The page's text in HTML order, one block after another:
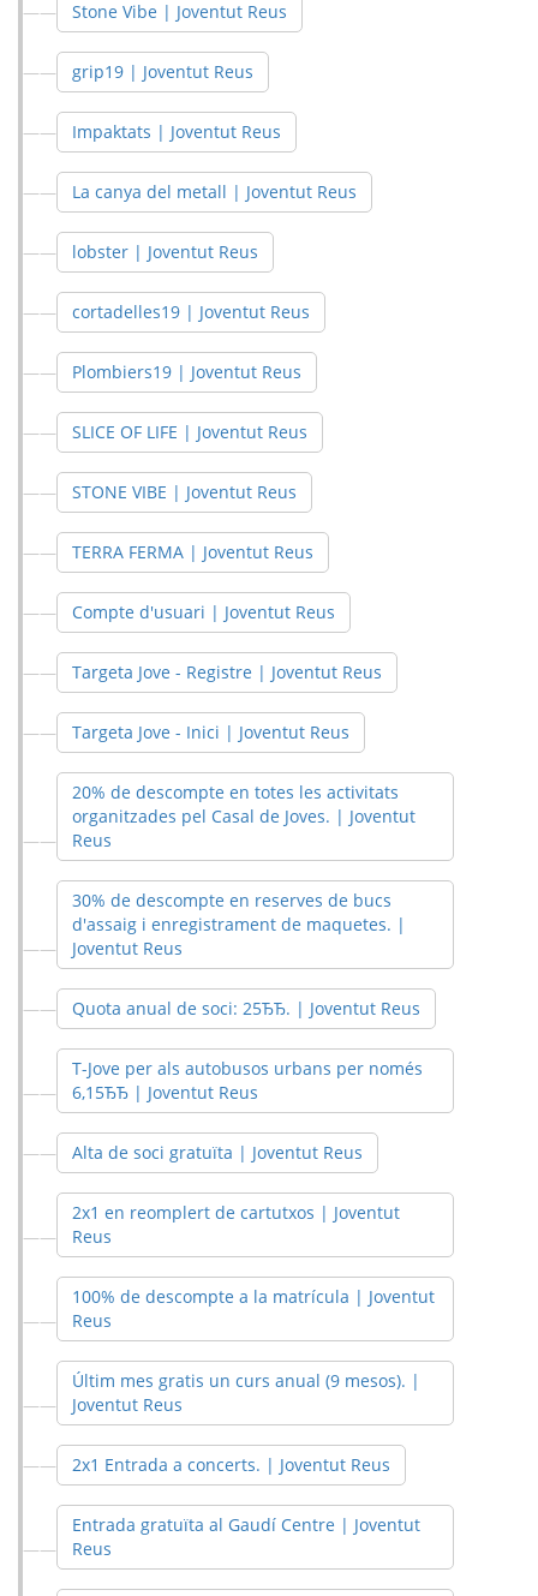
Stone Vibe | Joventut Reus
grip19 | Joventut Reus
Impaktats | Joventut Reus
La canya del metall | Joventut Reus
lobster | Joventut Reus
cortadelles19 | Joventut Reus
Plombiers19 | Joventut Reus
SLICE OF LIFE | Joventut Reus
STONE VIBE | Joventut Reus
TERRA FERMA | Joventut Reus
Compte d'usuari | Joventut Reus
Targeta Jove - Registre | Joventut Reus
Targeta Jove - Inici | Joventut Reus
20% de descompte en totes les activitats
organitzades pel Casal de Joves. | Joventut
Reus
30% de descompte en reserves de bucs
d'assaig i enregistrament de maquetes. |
Joventut Reus
Quota anual de soci: 25ЂЂ. | Joventut Reus
T-Jove per als autobusos urbans per només
6,15ЂЂ | Joventut Reus
Alta de soci gratuïta | Joventut Reus
2x1 en reomplert de cartutxos | Joventut
Reus
100% de descompte a la matrícula | Joventut
Reus
Últim mes gratis un curs anual (9 mesos). |
Joventut Reus
2x1 Entrada a concerts. | Joventut Reus
Entrada gratuïta al Gaudí Centre | Joventut
Reus